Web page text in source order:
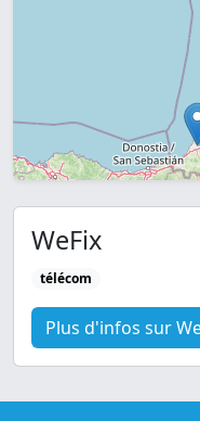
WeFix
télécom
Plus d'infos sur